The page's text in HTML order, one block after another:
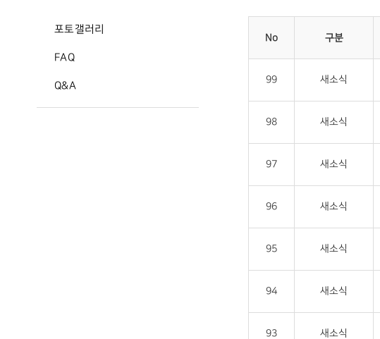
포토갤러리
FAQ
Q&A
No 구분
99 새소식
98 새소식
97 새소식
96 새소식
95 새소식
94 새소식
93 새소식